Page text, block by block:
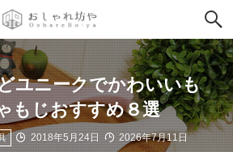
ユニークでかわいいも
もじおすすめ８選
2018年5月24日 2026年7月11日